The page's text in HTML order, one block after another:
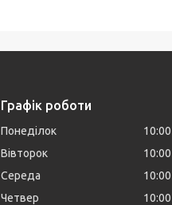
Графік роботи
Понеділок 10:00
Вівторок
10:00
Середа
10:00
Четвер
10:00